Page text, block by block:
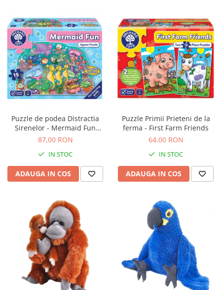
Puzzle de podea Distractia
Sirenelor - Mermaid Fun
puzzle
87,00 RON
IN STOC
ADAUGA IN COS
Puzzle Primii Prieteni de la
ferma - First Farm Friends
64,00 RON
IN STOC
ADAUGA IN COS